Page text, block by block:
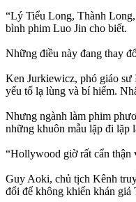
“Lý Tiểu Long, Thành
bình phim Luo Jin cho biết.
Những điều này đang thay
Ken Jurkiewicz, phó giáo
yếu tố lạ lùng và bí hiểm.
Nhưng ngành làm phim
những khuôn mẫu lặp đi lặp
“Hollywood giờ rất cẩn thận
Guy Aoki, chủ tịch Kênh
đổi để không khiến khán giả